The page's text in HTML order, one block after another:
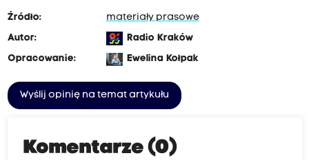
Źródło:
materiały prasowe
Autor:
Radio Kraków
Opracowanie:
Ewelina Kołpak
Wyślij opinię na temat artykułu
Komentarze (0)